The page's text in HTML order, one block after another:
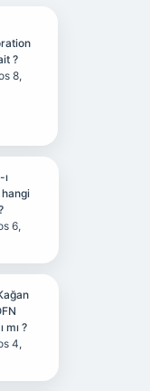
?
8,
ı
6,
mı ?
4,